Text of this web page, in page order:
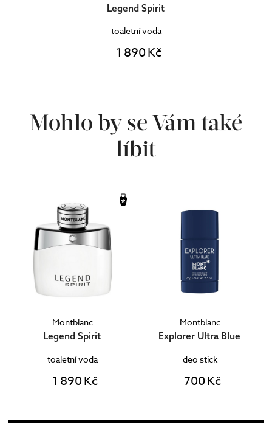
Legend Spirit
toaletní voda
1 890 Kč
Mohlo by se Vám také
líbit
Montblanc
Legend Spirit
toaletní voda
1 890 Kč
Montblanc
Explorer Ultra Blue
deo stick
700 Kč